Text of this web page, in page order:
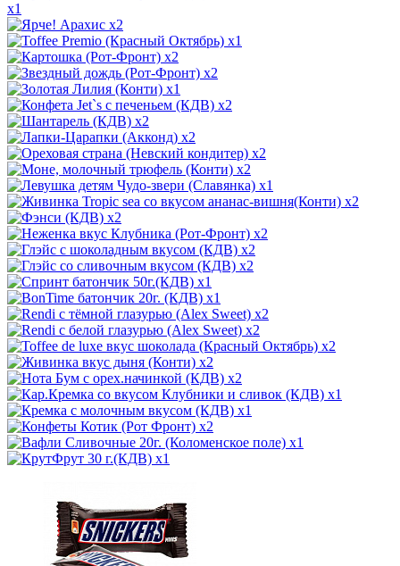
x1
x2
x1
x2
x2
x1
x2
x2
x2
x2
x2
x1
x2
x2
x2
x2
x2
x1
x1
x2
x2
x2
x2
x2
x1
x1
x2
x1
x1